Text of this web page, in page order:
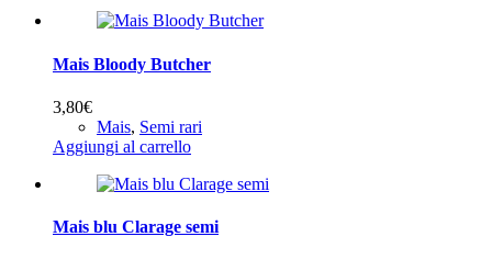
Mais Bloody Butcher
3,80€
Mais, Semi rari
Aggiungi al carrello
Mais blu Clarage semi